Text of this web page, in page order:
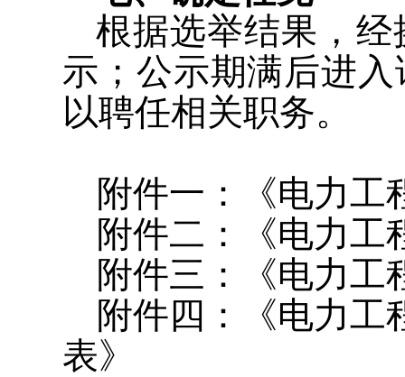
根据选举结果，
示；公示期满后进
以聘任相关职务。
附件一：《电力工
附件二：《电力工
附件三：《电力工
附件四：《电力工
表》